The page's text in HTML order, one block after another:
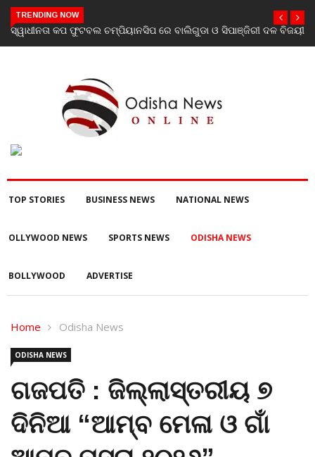
TRENDING NOW
ଯାଜପୁର ଗସ୍ତରେ ସ୍ୱାସ୍ଥ୍ୟ ମନ୍ତ୍ରୀ ଡ. ମୁକେଶ ମହାଲିଙ୍ଗ: ବନ୍ୟା
ପରବର୍ତ୍ତୀ ସ୍ୱାସ୍ଥ୍ୟସେବା ଓ ଜନସ୍ୱାସ୍ଥ୍ୟ ପରିଚାଳନାର କଲେ ସମୀକ୍ଷା
ଗଜପତି : ଜିଲ୍ଲାସ୍ତରୀୟ ୭
ଦିନିଆ “ଆମ୍ବ ମେଳା ଓ ଗାଁ